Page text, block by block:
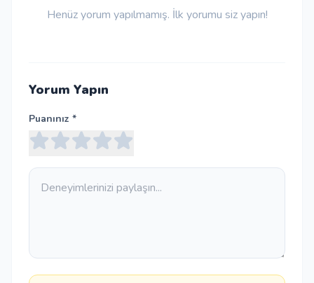
Henüz yorum yapılmamış. İlk yorumu siz yapın!
Yorum Yapın
Puanınız *